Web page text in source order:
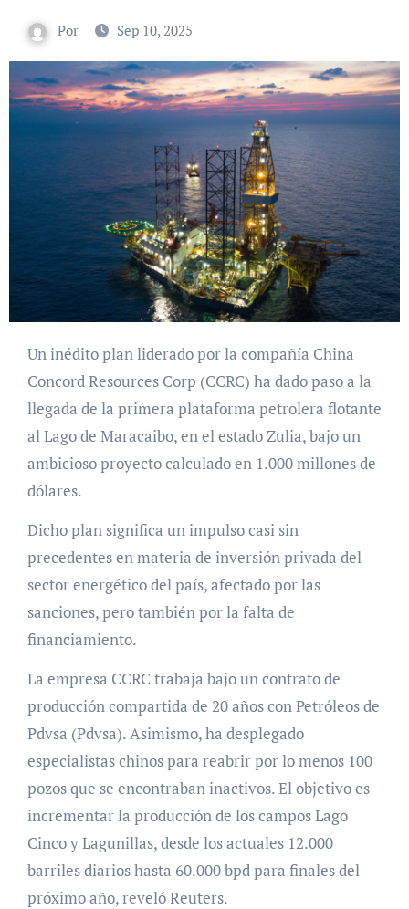
Por Sep 10, 2025
Un inédito plan liderado por la compañía China
Concord Resources Corp (CCRC) ha dado paso a la
llegada de la primera plataforma petrolera flotante
al Lago de Maracaibo, en el estado Zulia, bajo un
ambicioso proyecto calculado en 1.000 millones de
dólares.
Dicho plan significa un impulso casi sin
precedentes en materia de inversión privada del
sector energético del país, afectado por las
sanciones, pero también por la falta de
financiamiento.
La empresa CCRC trabaja bajo un contrato de
producción compartida de 20 años con Petróleos de
Pdvsa (Pdvsa). Asimismo, ha desplegado
especialistas chinos para reabrir por lo menos 100
pozos que se encontraban inactivos. El objetivo es
incrementar la producción de los campos Lago
Cinco y Lagunillas, desde los actuales 12.000
barriles diarios hasta 60.000 bpd para finales del
próximo año, reveló Reuters.